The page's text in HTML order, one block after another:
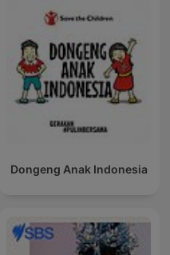
Dongeng Anak Indonesia